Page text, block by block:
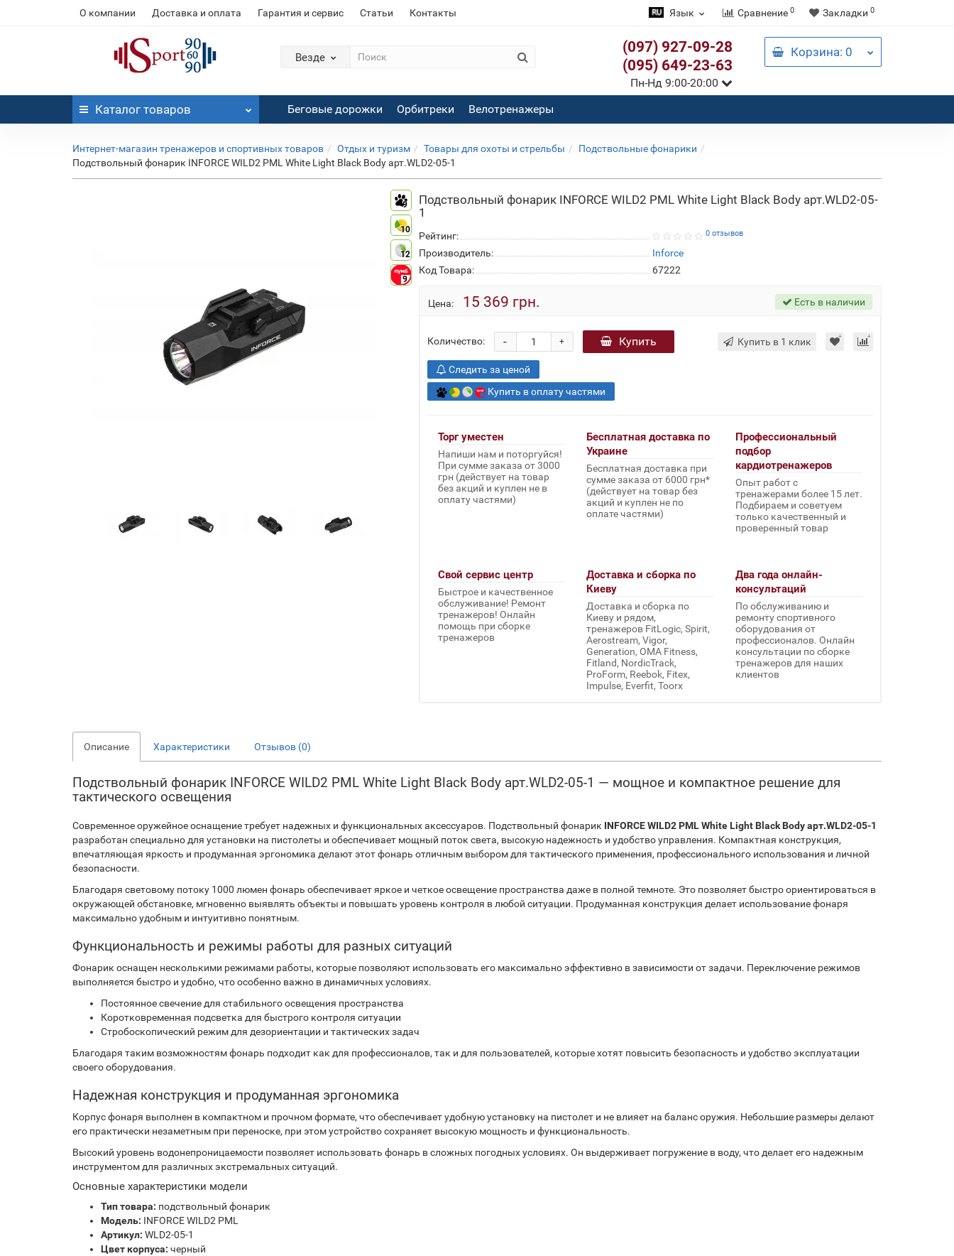
О компании Доставка и оплата Гарантия и сервис Статьи Контакты Язык Сравнение 0 Закладки 0
Везде
(097) 927-09-28
(095) 649-23-63
Пн-Нд 9:00-20:00
Корзина: 0
Каталог товаров Беговые дорожки Орбитреки Велотренажеры
Интернет-магазин тренажеров и спортивных товаров Отдых и туризм Товары для охоты и стрельбы
Подствольные фонарики
Подствольный фонарик INFORCE WILD2 PML White Light Black Body арт.WLD2-05-1
9
10
12
9
Подствольный фонарик INFORCE WILD2 PML White Light Black Body арт.WLD2-05-
1
Рейтинг: 0 отзывов
Производитель:
Inforce
Код Товара:
67222
Цена: 15 369 грн. Есть в наличии
Количество: +
- Купить
Следить за ценой
Купить в оплату частями
Купить в 1 клик
Торг уместен
Напиши нам и поторгуйся!
При сумме заказа от 3000
грн (действует на товар
без акций и куплен не в
оплату частями)
Бесплатная доставка по
Украине
Бесплатная доставка при
сумме заказа от 6000 грн*
(действует на товар без
акций и куплен не по
оплате частями)
Профессиональный
подбор
кардиотренажеров
Опыт работ с
тренажерами более 15 лет.
Подбираем и советуем
только качественный и
проверенный товар
Свой сервис центр
Быстрое и качественное
обслуживание! Ремонт
тренажеров! Онлайн
помощь при сборке
тренажеров
Доставка и сборка по
Киеву
Доставка и сборка по
Киеву и рядом,
тренажеров FitLogic, Spirit,
Aerostream, Vigor,
Generation, OMA Fitness,
Fitland, NordicTrack,
ProForm, Reebok, Fitex,
Impulse, Everfit, Toorx
Два года онлайн-
консультаций
По обслуживанию и
ремонту спортивного
оборудования от
профессионалов. Онлайн
консультации по сборке
тренажеров для наших
клиентов
Описание Характеристики Отзывов (0)
Подствольный фонарик INFORCE WILD2 PML White Light Black Body арт.WLD2-05-1 — мощное и компактное решение для
тактического освещения
Современное оружейное оснащение требует надежных и функциональных аксессуаров. Подствольный фонарик INFORCE WILD2 PML White Light Black Body арт.WLD2-05-1
разработан специально для установки на пистолеты и обеспечивает мощный поток света, высокую надежность и удобство управления. Компактная конструкция,
впечатляющая яркость и продуманная эргономика делают этот фонарь отличным выбором для тактического применения, профессионального использования и личной
безопасности.
Благодаря световому потоку 1000 люмен фонарь обеспечивает яркое и четкое освещение пространства даже в полной темноте. Это позволяет быстро ориентироваться в
окружающей обстановке, мгновенно выявлять объекты и повышать уровень контроля в любой ситуации. Продуманная конструкция делает использование фонаря
максимально удобным и интуитивно понятным.
Функциональность и режимы работы для разных ситуаций
Фонарик оснащен несколькими режимами работы, которые позволяют использовать его максимально эффективно в зависимости от задачи. Переключение режимов
выполняется быстро и удобно, что особенно важно в динамичных условиях.
Постоянное свечение для стабильного освещения пространства
Коротковременная подсветка для быстрого контроля ситуации
Стробоскопический режим для дезориентации и тактических задач
Благодаря таким возможностям фонарь подходит как для профессионалов, так и для пользователей, которые хотят повысить безопасность и удобство эксплуатации
своего оборудования.
Надежная конструкция и продуманная эргономика
Корпус фонаря выполнен в компактном и прочном формате, что обеспечивает удобную установку на пистолет и не влияет на баланс оружия. Небольшие размеры делают
его практически незаметным при переноске, при этом устройство сохраняет высокую мощность и функциональность.
Высокий уровень водонепроницаемости позволяет использовать фонарь в сложных погодных условиях. Он выдерживает погружение в воду, что делает его надежным
инструментом для различных экстремальных ситуаций.
Основные характеристики модели
Тип товара: подствольный фонарик
Модель: INFORCE WILD2 PML
Артикул: WLD2-05-1
Цвет корпуса: черный